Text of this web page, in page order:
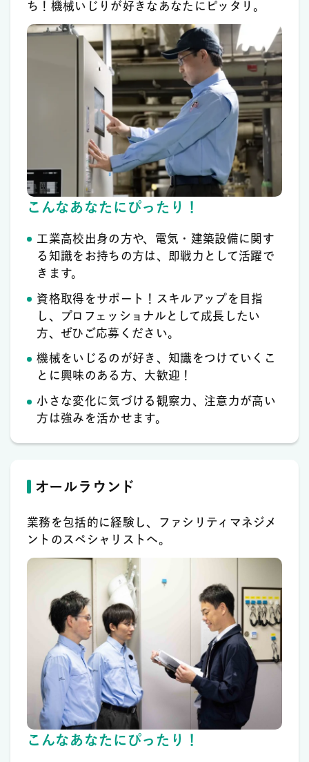
ち！機械いじりが好きなあなたにピッタリ。
こんなあなたにぴったり！
工業高校出身の方や、電気・建築設備に関す
る知識をお持ちの方は、即戦力として活躍で
きます。
資格取得をサポート！スキルアップを目指
し、プロフェッショナルとして成長したい
方、ぜひご応募ください。
機械をいじるのが好き、知識をつけていくこ
とに興味のある方、大歓迎！
小さな変化に気づける観察力、注意力が高い
方は強みを活かせます。
オールラウンド
業務を包括的に経験し、ファシリティマネジメ
ントのスペシャリストへ。
こんなあなたにぴったり！